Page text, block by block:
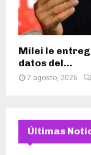
Milei le
datos del...
7 agosto, 2026
Últimas